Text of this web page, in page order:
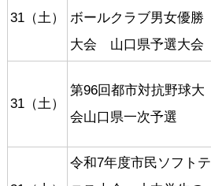
31（土）
ボールクラブ男女優勝
大会 山口県予選大会
31（土）
第96回都市対抗野球大
会山口県一次予選
令和7年度市民ソフトテ